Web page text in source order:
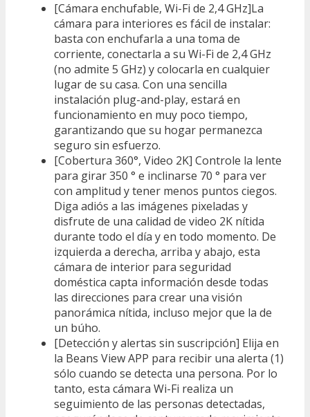
[Cámara enchufable, Wi-Fi de 2,4 GHz]La
cámara para interiores es fácil de instalar:
basta con enchufarla a una toma de
corriente, conectarla a su Wi-Fi de 2,4 GHz
(no admite 5 GHz) y colocarla en cualquier
lugar de su casa. Con una sencilla
instalación plug-and-play, estará en
funcionamiento en muy poco tiempo,
garantizando que su hogar permanezca
seguro sin esfuerzo.
[Cobertura 360°, Video 2K] Controle la lente
para girar 350 ° e inclinarse 70 ° para ver
con amplitud y tener menos puntos ciegos.
Diga adiós a las imágenes pixeladas y
disfrute de una calidad de video 2K nítida
durante todo el día y en todo momento. De
izquierda a derecha, arriba y abajo, esta
cámara de interior para seguridad
doméstica capta información desde todas
las direcciones para crear una visión
panorámica nítida, incluso mejor que la de
un búho.
[Detección y alertas sin suscripción] Elija en
la Beans View APP para recibir una alerta (1)
sólo cuando se detecta una persona. Por lo
tanto, esta cámara Wi-Fi realiza un
seguimiento de las personas detectadas,